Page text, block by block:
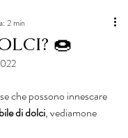
🍩
2 min
che possono innescare
di dolci, vediamone